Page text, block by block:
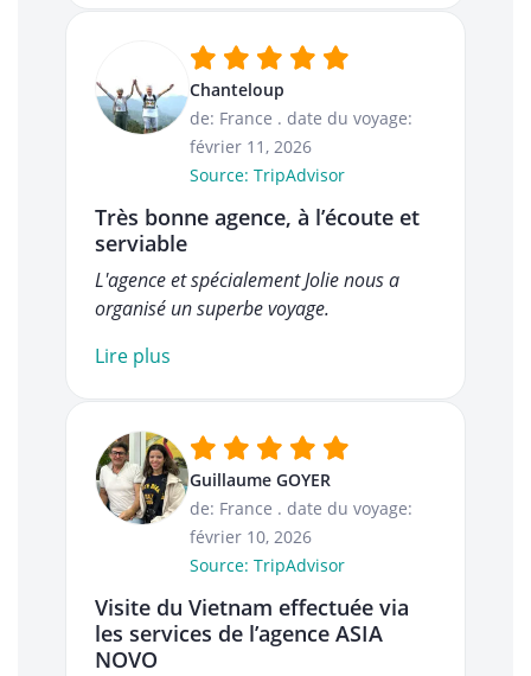
Chanteloup
de: France . date du voyage:
février 11, 2026
Source: TripAdvisor
Très bonne agence, à l’écoute et
serviable
L'agence et spécialement Jolie nous a
organisé un superbe voyage.
Lire plus
Guillaume GOYER
de: France . date du voyage:
février 10, 2026
Source: TripAdvisor
Visite du Vietnam effectuée via
les services de l’agence ASIA
NOVO